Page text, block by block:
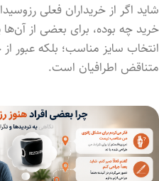
شاید اگر از خریداران فعلی
خرید چه بوده، برای بعضی از
انتخاب سایز مناسب؛ بلکه عبور
متناقض اطرافیان است.